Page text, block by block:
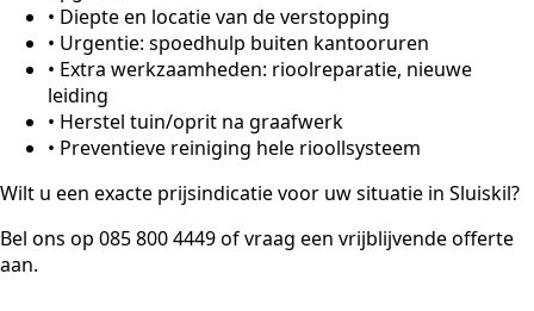
• Diepte en locatie van de verstopping
• Urgentie: spoedhulp buiten kantooruren
• Extra werkzaamheden: rioolreparatie, nieuwe
leiding
• Herstel tuin/oprit na graafwerk
• Preventieve reiniging hele rioollsysteem
Wilt u een exacte prijsindicatie voor uw situatie in Sluiskil?
Bel ons op 085 800 4449 of vraag een vrijblijvende offerte
aan.